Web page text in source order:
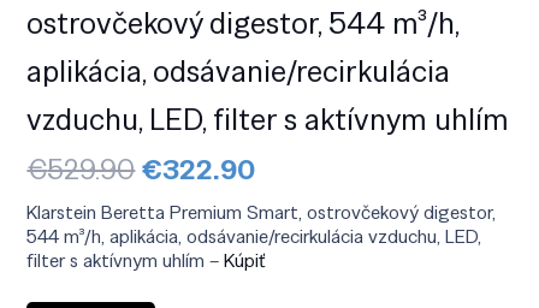
ostrovčekový digestor, 544 m³/h,
aplikácia, odsávanie/recirkulácia
vzduchu, LED, filter s aktívnym uhlím
€529.90Pôvodná
cena
bola:
€529.90.
€322.90Aktuálna
je:
€322.90.
Klarstein Beretta Premium Smart, ostrovčekový digestor,
544 m³/h, aplikácia, odsávanie/recirkulácia vzduchu, LED,
filter s aktívnym uhlím –Kúpiť